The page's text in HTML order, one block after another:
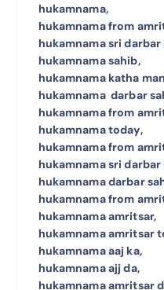
hukamnama,
hukamnama from
hukamnama sri
hukamnama sahib,
hukamnama katha
hukamnama darbar
hukamnama from
hukamnama today,
hukamnama from
hukamnama sri
hukamnama darbar
hukamnama from
hukamnama amritsar,
hukamnama amritsar
hukamnama aaj ka,
hukamnama ajj da,
hukamnama amritsar